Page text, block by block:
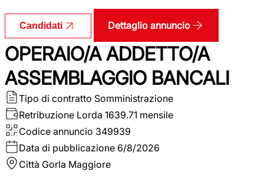
Candidati Dettaglio annuncio
OPERAIO/A ADDETTO/A
ASSEMBLAGGIO BANCALI
Tipo di contratto Somministrazione
Retribuzione Lorda 1639.71 mensile
Codice annuncio 349939
Data di pubblicazione 6/8/2026
Città Gorla Maggiore